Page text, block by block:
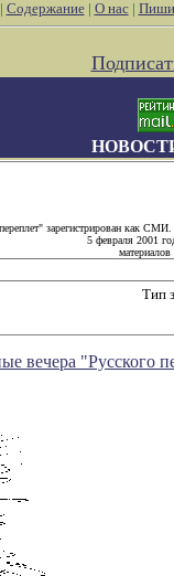
Содержание| О нас|
зарегистрирован как СМИ.
5 февраля 2001
Тип
вечера "Русского